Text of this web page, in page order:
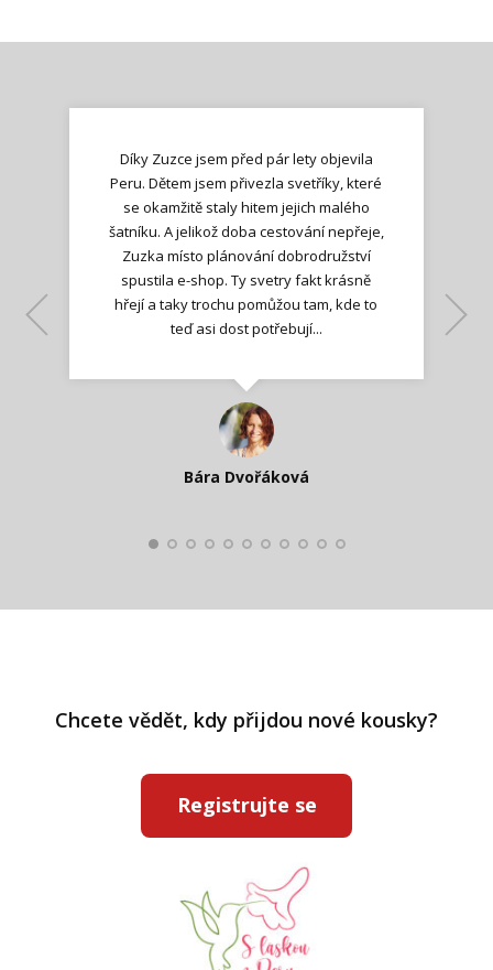
Díky Zuzce jsem před pár lety objevila
Peru. Dětem jsem přivezla svetříky, které
se okamžitě staly hitem jejich malého
šatníku. A jelikož doba cestování nepřeje,
Zuzka místo plánování dobrodružství
spustila e-shop. Ty svetry fakt krásně
hřejí a taky trochu pomůžou tam, kde to
teď asi dost potřebují...
Bára Dvořáková
Jana T.
Kateřina Veleta Štěpánová
Ilona M.
Lenka K.
Nadšená zpráva
Katka Perháčová
Smolková
Lenka K.
Chcete vědět, kdy přijdou nové kousky?
Registrujte se